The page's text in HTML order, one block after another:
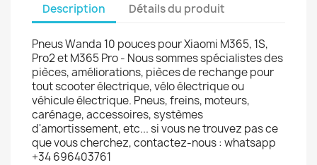
Description Détails du produit
Pneus Wanda 10 pouces pour Xiaomi M365, 1S,
Pro2 et M365 Pro - Nous sommes spécialistes des
pièces, améliorations, pièces de rechange pour
tout scooter électrique, vélo électrique ou
véhicule électrique. Pneus, freins, moteurs,
carénage, accessoires, systèmes
d'amortissement, etc... si vous ne trouvez pas ce
que vous cherchez, contactez-nous : whatsapp
+34 696403761